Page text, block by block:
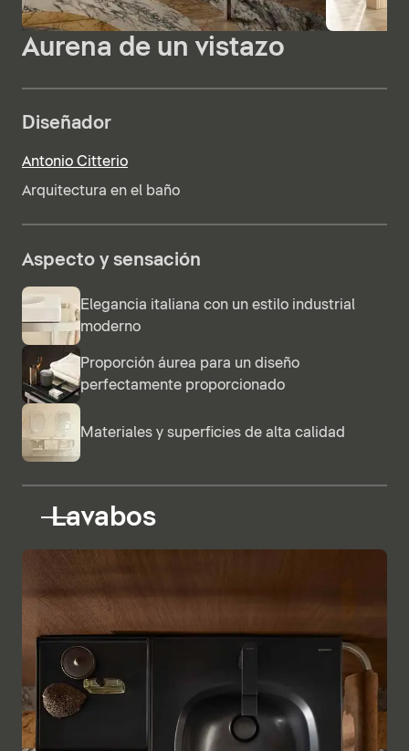
Aurena de un vistazo
Diseñador
Antonio Citterio
Arquitectura en el baño
Aspecto y sensación
Elegancia italiana con un estilo industrial
moderno
Proporción áurea para un diseño
perfectamente proporcionado
Materiales y superficies de alta calidad
Lavabos